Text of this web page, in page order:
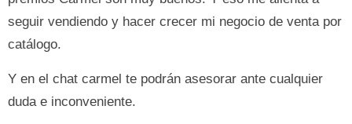
seguir vendiendo y hacer crecer mi negocio de venta por
catálogo.
Y en el chat carmel te podrán asesorar ante cualquier
duda e inconveniente.